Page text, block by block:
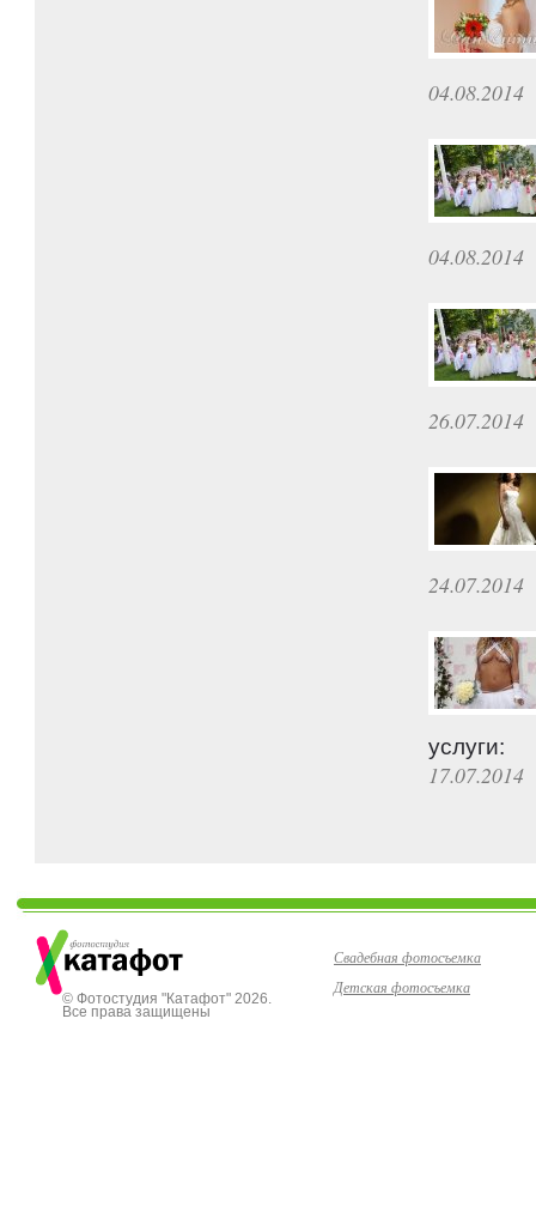
04.08.2014
04.08.2014
26.07.2014
24.07.2014
услуги:
17.07.2014
© Фотостудия "Катафот" 2026.
Все права защищены
Свадебная фотосъемка
Детская фотосъемка